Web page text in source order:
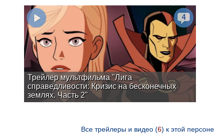
Трейлер мультфильма "Лига
справедливости: Кризис на бесконечных
землях. Часть 2"
4
Все трейлеры и видео (6) к этой персоне